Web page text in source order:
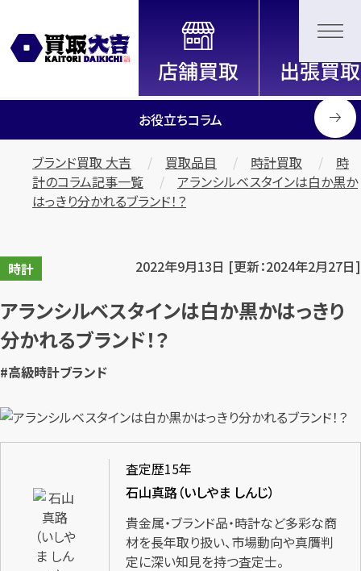
全国2200店舗以上展開中！
信頼と実績の買取専門店「買取大
吉」
お役立ちコラム
ブランド買取 大吉 買取品目 時計買取
時
計のコラム記事一覧
アランシルベスタインは白か黒か
はっきり分かれるブランド！？
時計 2022年9月13日 [更新：2024年2月27日]
アランシルベスタインは白か黒かはっきり
分かれるブランド！？
#高級時計ブランド
査定歴15年
石山真路（いしやま しんじ）
貴金属・ブランド品・時計など多彩な商
材を長年取り扱い、市場動向や真贋判
定に深い知見を持つ査定士。